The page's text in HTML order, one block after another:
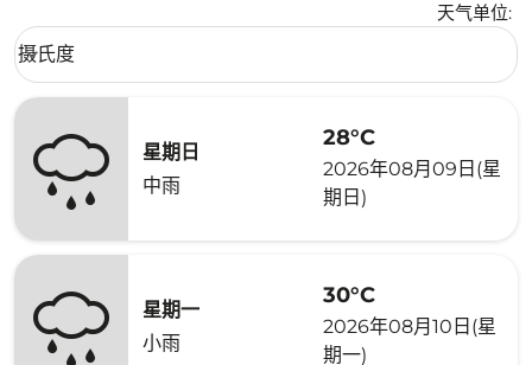
天气单位:
Weather unit option 摄氏度 Selected
摄氏度
keyboard_arrow_down
星期日
中雨
28°C
2026年08月09日(星
期日)
星期一
小雨
30°C
2026年08月10日(星
期一)